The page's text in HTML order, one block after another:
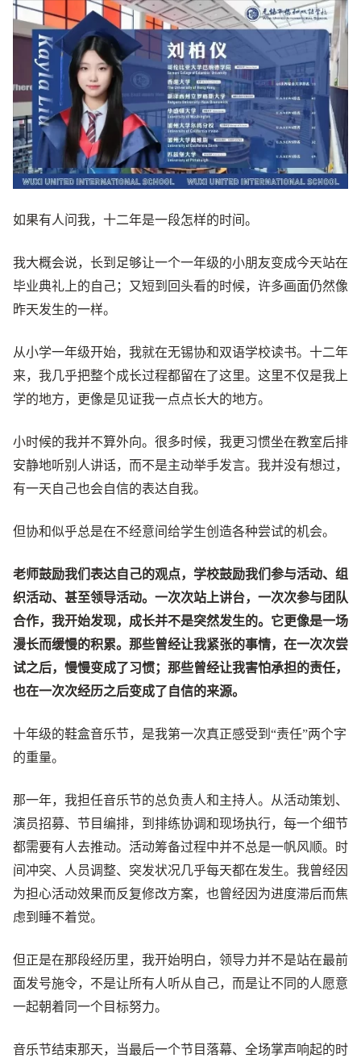
如果有人问我，十二年是一段怎样的时间。
我大概会说，长到足够让一个一年级的小朋友变成今天站在
毕业典礼上的自己；又短到回头看的时候，许多画面仍然像
昨天发生的一样。
从小学一年级开始，我就在无锡协和双语学校读书。十二年
来，我几乎把整个成长过程都留在了这里。这里不仅是我上
学的地方，更像是见证我一点点长大的地方。
小时候的我并不算外向。很多时候，我更习惯坐在教室后排
安静地听别人讲话，而不是主动举手发言。我并没有想过，
有一天自己也会自信的表达自我。
但协和似乎总是在不经意间给学生创造各种尝试的机会。
老师鼓励我们表达自己的观点，学校鼓励我们参与活动、组
织活动、甚至领导活动。一次次站上讲台，一次次参与团队
合作，我开始发现，成长并不是突然发生的。它更像是一场
漫长而缓慢的积累。那些曾经让我紧张的事情，在一次次尝
试之后，慢慢变成了习惯；那些曾经让我害怕承担的责任，
也在一次次经历之后变成了自信的来源。
十年级的鞋盒音乐节，是我第一次真正感受到“责任”两个字
的重量。
那一年，我担任音乐节的总负责人和主持人。从活动策划、
演员招募、节目编排，到排练协调和现场执行，每一个细节
都需要有人去推动。活动筹备过程中并不总是一帆风顺。时
间冲突、人员调整、突发状况几乎每天都在发生。我曾经因
为担心活动效果而反复修改方案，也曾经因为进度滞后而焦
虑到睡不着觉。
但正是在那段经历里，我开始明白，领导力并不是站在最前
面发号施令，不是让所有人听从自己，而是让不同的人愿意
一起朝着同一个目标努力。
音乐节结束那天，当最后一个节目落幕、全场掌声响起的时